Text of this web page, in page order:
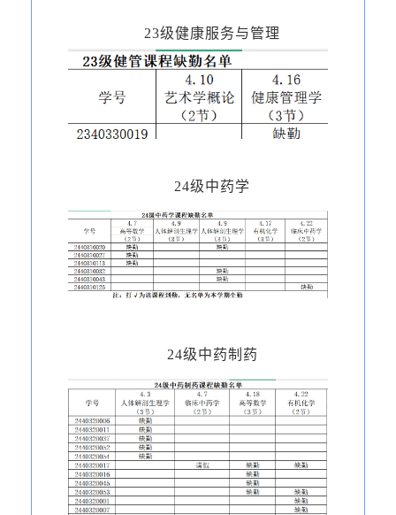
23级健康服务与管理
24级中药学
24级中药制药